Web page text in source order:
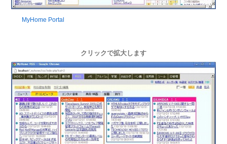
MyHome Portal
クリックで拡大します